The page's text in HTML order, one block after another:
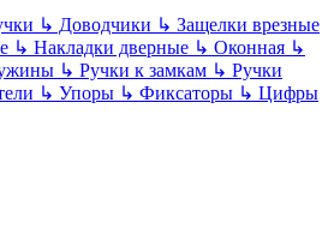
↳ Доводчики ↳ Защелки врезные
↳ Накладки дверные ↳ Оконная ↳
↳ Ручки к замкам ↳ Ручки
↳ Упоры ↳ Фиксаторы ↳ Цифры